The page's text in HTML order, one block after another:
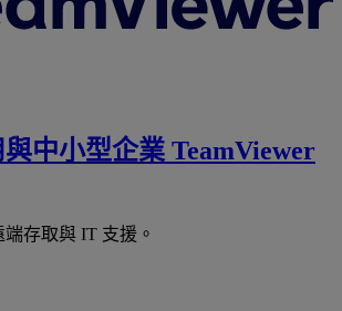
中小型企業 TeamViewer
存取與 IT 支援。